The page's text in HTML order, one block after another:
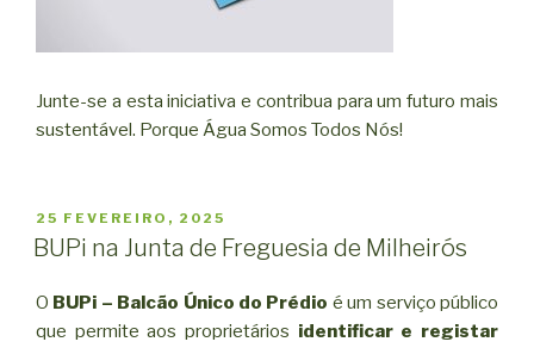
Junte-se a esta iniciativa e contribua para um futuro mais
sustentável. Porque Água Somos Todos Nós!
PUBLICADO
EM
25 FEVEREIRO, 2025
BUPi na Junta de Freguesia de Milheirós
O BUPi – Balcão Único do Prédio é um serviço público
que permite aos proprietários identificar e registar